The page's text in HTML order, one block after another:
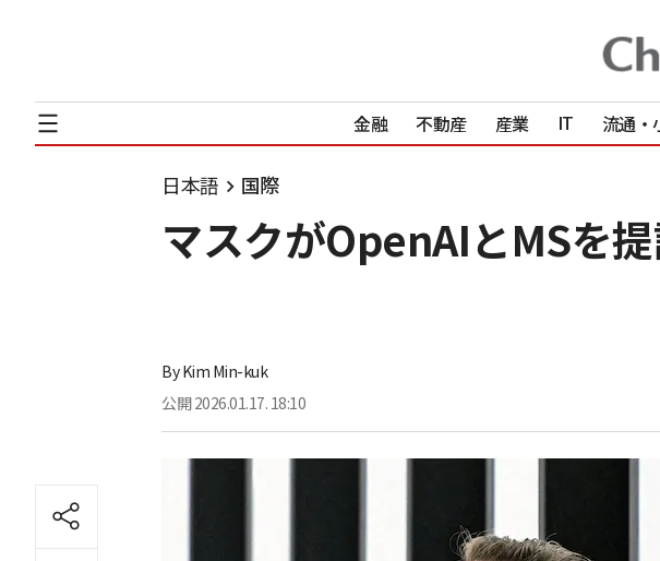
金融 不動産 産業 IT 流通・
日本語 国際
マスクがOpenAIとMSを
ByKim Min-kuk
公開 2026.01.17. 18:10